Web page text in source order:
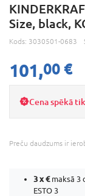
Size, black,
Kods: 3030501-0683
101,00 €
Cena spēkā
Preču daudzums ir
3 x€maksā 3
ESTO 3